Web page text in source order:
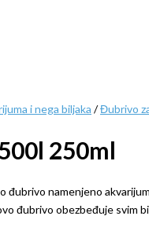
i nega biljaka /Đubrivo
250ml
namenjeno
đubrivo obezbeđuje svim